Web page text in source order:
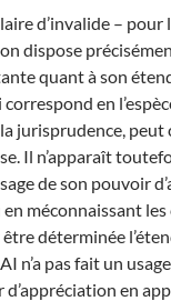
d’invalide – pour
dispose
quant à son
en
jurisprudence, peut
Il n’apparaît
de son pouvoir
méconnaissant les
déterminée
n’a pas fait un
en